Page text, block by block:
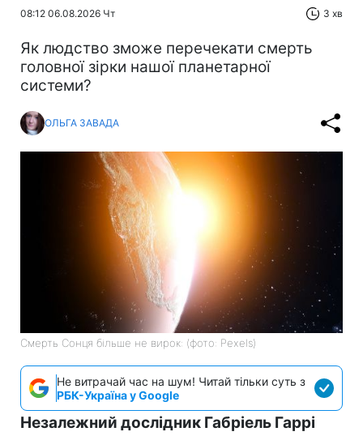
08:12 06.08.2026 Чт 3 хв
Як людство зможе перечекати смерть
головної зірки нашої планетарної
системи?
ОЛЬГА ЗАВАДА
Смерть Сонця більше не вирок: (фото: Pexels)
Не витрачай час на шум! Читай тільки суть з
РБК-Україна у Google
Незалежний дослідник Габріель Гаррі